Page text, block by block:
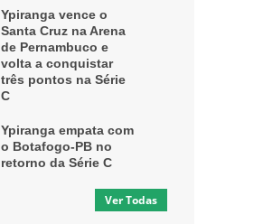
Ypiranga vence o
Santa Cruz na Arena
de Pernambuco e
volta a conquistar
três pontos na Série
C
Ypiranga empata com
o Botafogo-PB no
retorno da Série C
Ver Todas